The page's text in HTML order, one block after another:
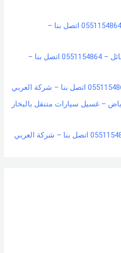
شركة تنظيف موكيت بحائل – 0551154864 اتصل بنا –
شركة كشف تسربات المياه بحائل – 0551154864 اتصل بنا –
– غسيل سيارات متنقل بالبخار